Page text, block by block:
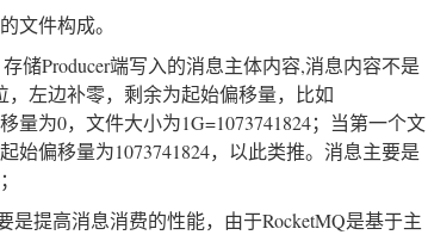
文件构成。
储Producer端写入的消息主体内容,消息内容不是
左边补零，剩余为起始偏移量，比如
量为0，文件大小为1G=1073741824；当第一个文
始偏移量为1073741824，以此类推。消息主要是
是提高消息消费的性能，由于RocketMQ是基于主